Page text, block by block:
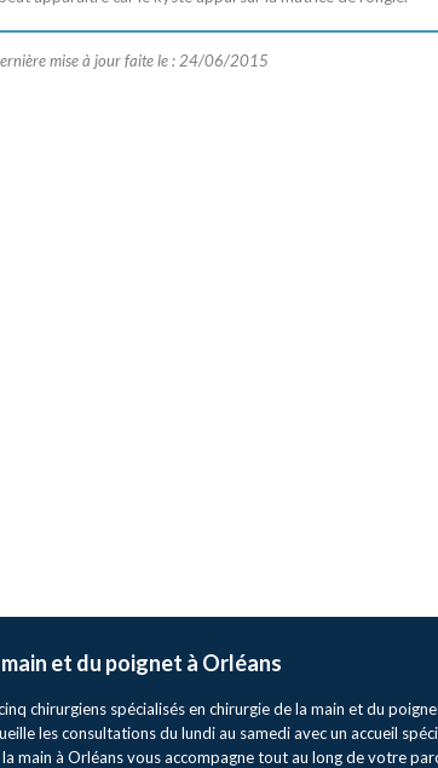
mise à jour faite le : 24/06/2015
et du poignet à Orléans
chirurgiens spécialisés en chirurgie de la main et du
les consultations du lundi au samedi avec un accueil
main à Orléans vous accompagne tout au long de votre